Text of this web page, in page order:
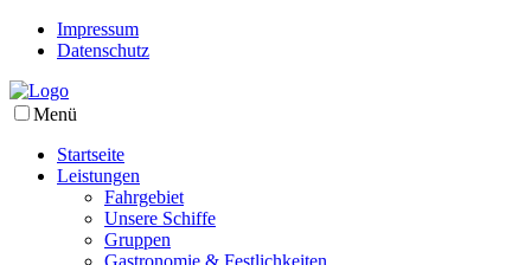
Impressum
Datenschutz
Menü
Startseite
Leistungen
Fahrgebiet
Unsere Schiffe
Gruppen
Gastronomie & Festlichkeiten